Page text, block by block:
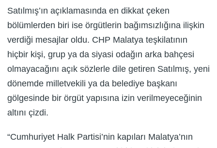
Satılmış’ın açıklamasında en dikkat çeken
bölümlerden biri ise örgütlerin bağımsızlığına ilişkin
verdiği mesajlar oldu. CHP Malatya teşkilatının
hiçbir kişi, grup ya da siyasi odağın arka bahçesi
olmayacağını açık sözlerle dile getiren Satılmış, yeni
dönemde milletvekili ya da belediye başkanı
gölgesinde bir örgüt yapısına izin verilmeyeceğinin
altını çizdi.
“Cumhuriyet Halk Partisi’nin kapıları Malatya’nın